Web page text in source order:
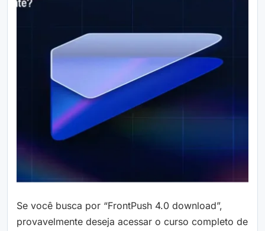
Se você busca por “FrontPush 4.0 download”,
provavelmente deseja acessar o curso completo de